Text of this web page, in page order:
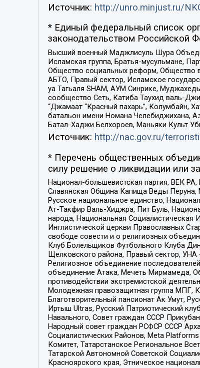
Источник: http://unro.minjust.ru/
* Единый федеральный список
законодательством Российской
Высший военный Маджлисуль Шура
Исламская группа, Братья-мусульмане,
Общество социальных реформ, Общество
АБТО, Правый сектор, Исламское
уа Тагьаля SHAM, АУМ Синрике,
сообщество Сеть, Катиба Таухид валь-
“Джамаат “Красный пахарь”, Колумбайн,
батальон имени Номана Челебиджихана,
Батал-Хаджи Белхороев, Маньяки Культ
Источник: http://nac.gov.ru/
* Перечень общественных
силу решение о ликвидации или
Национал-большевистская партия, ВЕК
Славянская Община Капища Веды Перуна,
Русское национальное единство,
Ат-Такфир Валь-Хиджра, Пит Буль,
народа, Национальная Социалистическая
Инглистической церкви Православных
свободе совести и о религиозных
Клуб Болельщиков Футбольного Клуба
Щелковского района, Правый сектор, УНА
Религиозное объединение
объединение Атака, Мечеть Мирмамеда,
противодействии экстремистской
Молодежная правозащитная группа МПГ,
Благотворительный пансионат Ак Умут,
Иртыш Ultras, Русский Патриотический
Навального, Совет граждан СССР
Народный совет граждан РСФСР СССР
Социалистических Районов, Meta
Комитет, Татарстанское Региональное
Татарской Автономной Советской
Красноярского края, Этническое